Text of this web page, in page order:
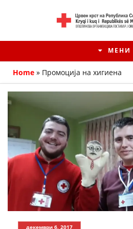
МЕНИ
HISTORIA E KRYQIT
ИСТОРИЈАТ НА
Home » Промоција на хигиена
декември 6, 2017